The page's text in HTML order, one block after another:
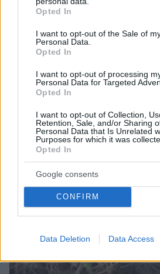
grant or deny consent to Google and
use your data for below specified
consent section.
Opted In
I want to opt-out of the Sale of
Personal Data.
Opted In
I want to opt-out of processing
Personal Data for Targeted
Opted In
I want to opt-out of Collection,
Retention, Sale, and/or Sharing
Personal Data that Is Unrelated
Purposes for which it was
Opted In
Google consents
CONFIRM
Data Deletion Data Access
Δωρεάν αντικατάσταση των
ηλεκτρικά σε συγκεκριμένο νησί
Ιδού η μία και μοναδική Bugatti
τυχερός θα την αποκτήσει;
πριν 14 λεπτά
Αυτοκίνητο παρέσυρε και
γραμμές των τρένων στον
πριν 19 λεπτά
ΔΕΙΤΕ ΟΛΕΣ ΤΙΣ ΕΙΔΗΣΕΙΣ
ΤΑ ΠΙΟ ΔΗΜΟΦΙΛΗ